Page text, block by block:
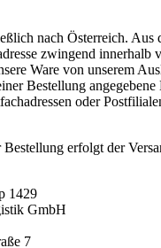
nach Österreich. Aus
zwingend innerhalb
Ware von unserem
Bestellung angegebene
oder
erfolgt der
1429
GmbH
7